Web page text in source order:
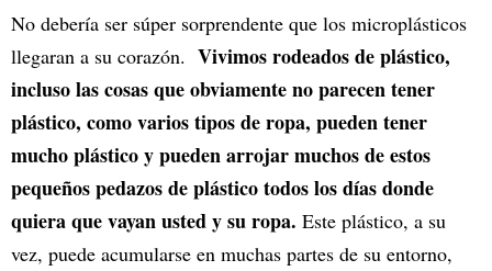
No debería ser súper sorprendente que los microplásticos
llegaran a su corazón. Vivimos rodeados de plástico,
incluso las cosas que obviamente no parecen tener
plástico, como varios tipos de ropa, pueden tener
mucho plástico y pueden arrojar muchos de estos
pequeños pedazos de plástico todos los días donde
quiera que vayan usted y su ropa. Este plástico, a su
vez, puede acumularse en muchas partes de su entorno,